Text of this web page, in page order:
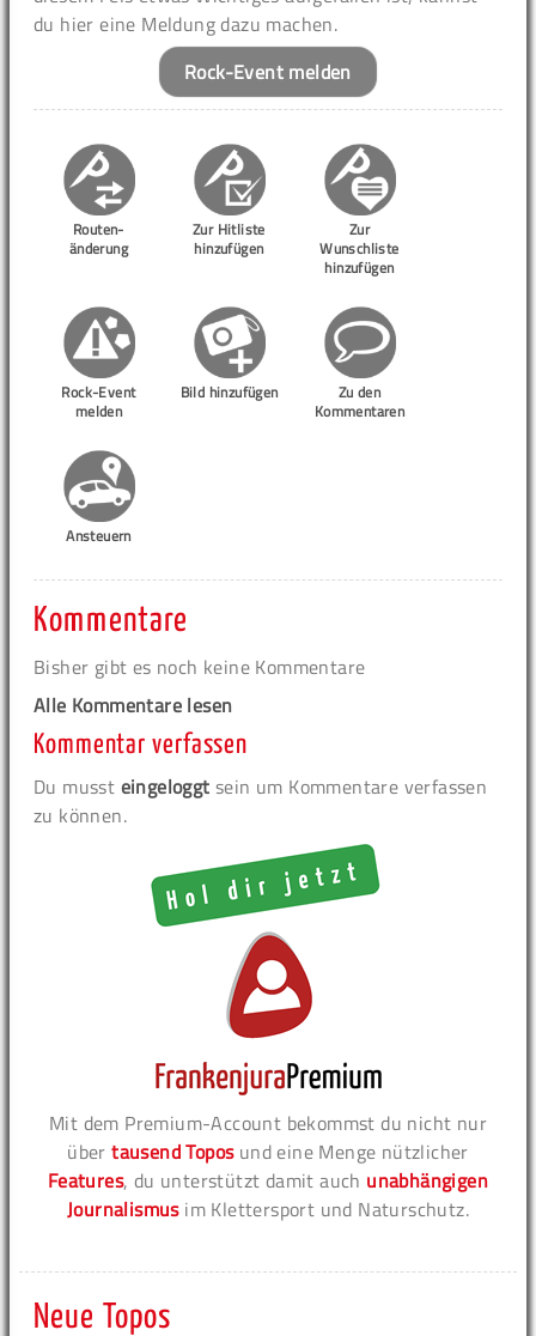
du hier eine Meldung dazu machen.
Rock-Event melden
Routen-
änderung
Zur Hitliste
hinzufügen
Zur
Wunschliste
hinzufügen
Rock-Event
melden
Bild hinzufügen
Zu den
Kommentaren
Ansteuern
Kommentare
Bisher gibt es noch keine Kommentare
Alle Kommentare lesen
Kommentar verfassen
Du musst eingeloggt sein um Kommentare verfassen
zu können.
Mit dem Premium-Account bekommst du nicht nur
übertausend Toposund eine Menge nützlicher
Features, du unterstützt damit auch unabhängigen
Journalismusim Klettersport und Naturschutz.
Neue Topos